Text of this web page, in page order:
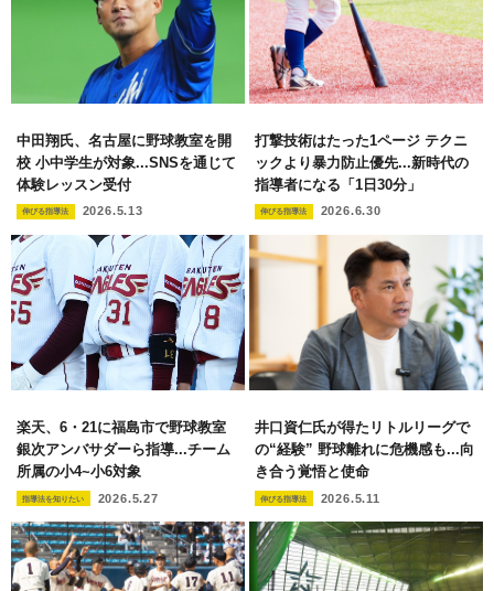
中田翔氏、名古屋に野球教室を開
校 小中学生が対象...SNSを通じて
体験レッスン受付
伸びる指導法 2026.5.13
打撃技術はたった1ページ テクニ
ックより暴力防止優先...新時代の
指導者になる「1日30分」
伸びる指導法 2026.6.30
楽天、6・21に福島市で野球教室
銀次アンバサダーら指導...チーム
所属の小4~小6対象
指導法を知りたい 2026.5.27
井口資仁氏が得たリトルリーグで
の“経験” 野球離れに危機感も...向
き合う覚悟と使命
伸びる指導法 2026.5.11